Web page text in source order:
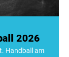
2026
Handball am